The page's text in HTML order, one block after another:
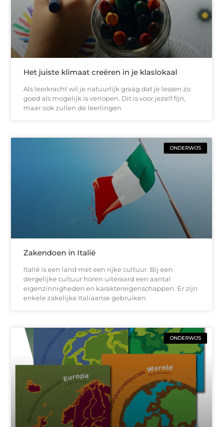
Het juiste klimaat creëren in je klaslokaal
Als leerkracht wil je natuurlijk graag dat je lessen zo
goed als mogelijk is verlopen. Dit is voor jezelf fijn,
maar ook zullen de leerlingen
ONDERWIJS
Zakendoen in Italië
Italië is een land met een rijke cultuur. Bij een
dergelijke cultuur horen uiteraard een aantal
eigenzinnigheden en karaktereigenschappen. Er zijn
enkele zakelijke Italiaanse gebruiken
ONDERWIJS